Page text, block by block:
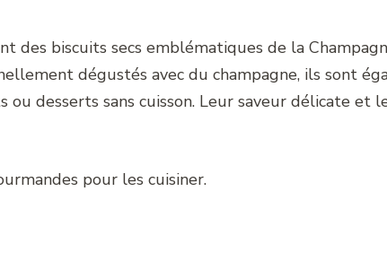
des biscuits secs emblématiques de la
dégustés avec du champagne, ils sont
ou desserts sans cuisson. Leur saveur délicate
pour les cuisiner.